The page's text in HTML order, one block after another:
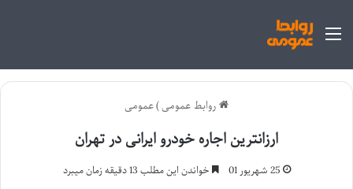
منو
روابط عمومی)عمومی
ارزانترین اجاره خودرو ایرانی در تهران
25 شهریور 01 خواندن این مطلب 13 دقیقه زمان میبرد